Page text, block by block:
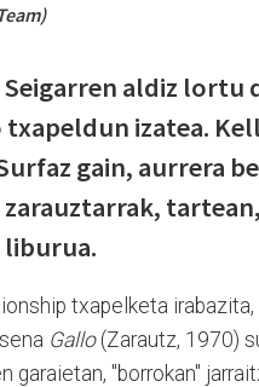
Seigarren aldiz lortu
izatea.
gain, aurrera
liburua.
txapelketa
Gallo(Zarautz, 1970)
garaietan, "borrokan"